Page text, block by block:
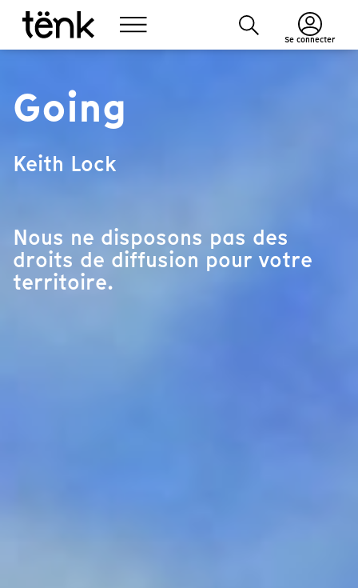
Se connecter
Going
Keith Lock
Nous ne disposons pas des
droits de diffusion pour votre
territoire.